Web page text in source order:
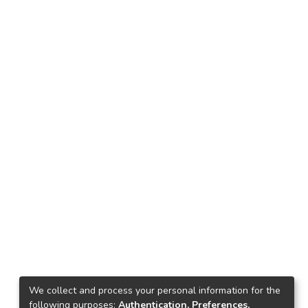
We collect and process your personal information for the
following purposes: Authentication, Preferences,